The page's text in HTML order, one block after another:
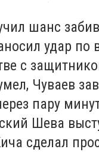
шанс
удар по
с
Чуваев
пару
Шева
сделал